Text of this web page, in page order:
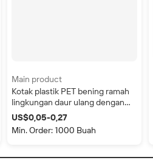
Main product
Kotak plastik PET bening ramah
lingkungan daur ulang dengan
kemasan kotak cangkang hewan
peliharaan kustom kartu sisip
US$0,05-0,27
Min. Order: 1000 Buah